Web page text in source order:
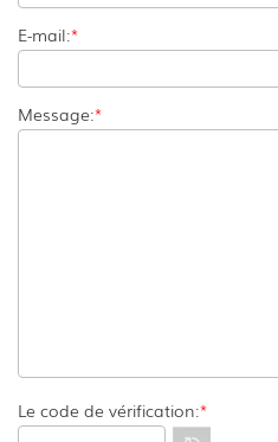
E-mail:*
Message:*
Le code de vérification:*